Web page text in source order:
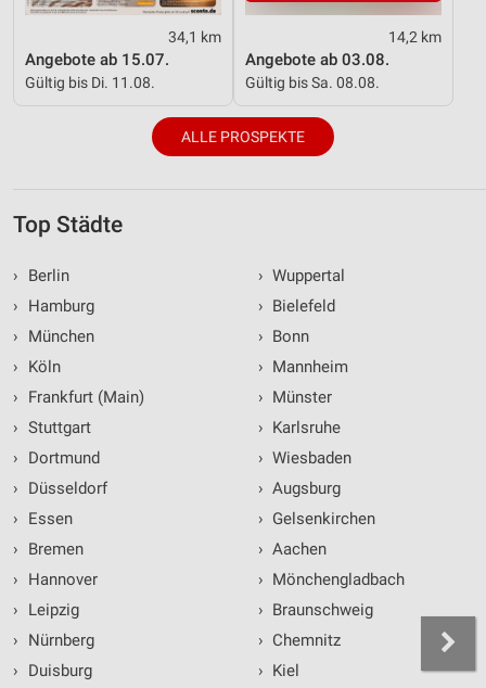
34,1 km
Angebote ab 15.07.
Gültig bis Di. 11.08.
14,2 km
Angebote ab 03.08.
Gültig bis Sa. 08.08.
ALLE PROSPEKTE
Top Städte
›
Berlin
›
Hamburg
›
München
›
Köln
›
Frankfurt (Main)
› Stuttgart
›
Dortmund
›
Düsseldorf
›
Essen
›
Bremen
›
Hannover
›
Leipzig
›
Nürnberg
›
Duisburg
› Wuppertal
› Bielefeld
› Bonn
› Mannheim
› Münster
› Karlsruhe
› Wiesbaden
› Augsburg
› Gelsenkirchen
› Aachen
› Mönchengladbach
› Braunschweig
› Chemnitz
› Kiel